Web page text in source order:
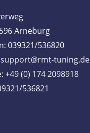
Arneburg
039321/536820
support@rmt-tuning.de
+49 (0) 174 2098918
536821